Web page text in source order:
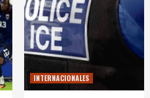
INTERNACIONALES